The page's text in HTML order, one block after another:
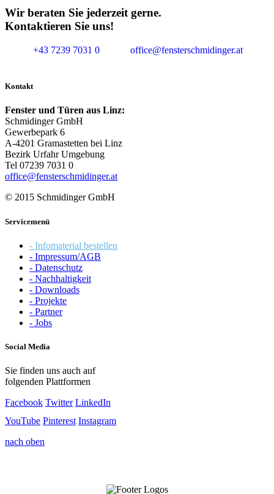
Wir beraten Sie jederzeit gerne.
Kontaktieren Sie uns!
+43 7239 7031 0 office@fensterschmidinger.at
Kontakt
Fenster und Türen aus Linz:
Schmidinger GmbH
Gewerbepark 6
A-4201 Gramastetten bei Linz
Bezirk Urfahr Umgebung
Tel 07239 7031 0
office@fensterschmidinger.at
© 2015 Schmidinger GmbH
Servicemenü
- Infomaterial bestellen
- Impressum/AGB
- Datenschutz
- Nachhaltigkeit
- Downloads
- Projekte
- Partner
- Jobs
Social Media
Sie finden uns auch auf
folgenden Plattformen
Facebook Twitter LinkedIn
YouTube Pinterest Instagram
nach oben